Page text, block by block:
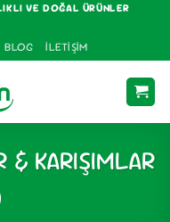
VE DOĞAL ÜRÜNLER
BLOG İLETIŞIM
& KARIŞIMLAR